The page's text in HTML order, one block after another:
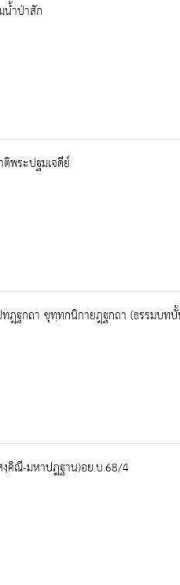
ำป่าสัก
พระปฐมเจดีย์
ฎฺฐกถา ขุทฺทกนิกายฎฺฐกถา (ธรรมบท
คิณี-มหาปฎฐาน)อย.บ.68/4